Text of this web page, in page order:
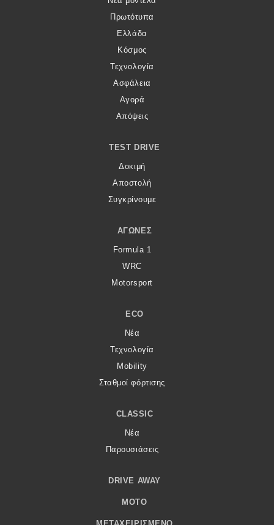
Πρωτότυπα
Ελλάδα
Κόσμος
Τεχνολογία
Ασφάλεια
Αγορά
Απόψεις
TEST DRIVE
Δοκιμή
Αποστολή
Συγκρίνουμε
ΑΓΏΝΕΣ
Formula 1
WRC
Motorsport
ECO
Νέα
Τεχνολογία
Mobility
Σταθμοί φόρτισης
CLASSIC
Νέα
Παρουσιάσεις
DRIVE AWAY
MOTO